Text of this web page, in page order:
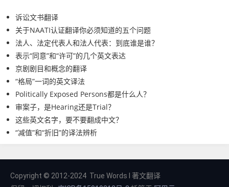
诉讼文书翻译
关于NAATI认证翻译你必须知道的五个问题
法人、法定代表人和法人代表：到底谁是谁？
表示“同意”和“许可”的几个英文表达
京剧剧目和概念的翻译
“格局”一词的英文译法
Politically Exposed Persons都是什么人？
审案子，是Hearing还是Trial？
这些英文名字，要不要翻成中文？
“减值”和“折旧”的译法辨析
Copyright © 2012-2024 True Words I 著文翻译